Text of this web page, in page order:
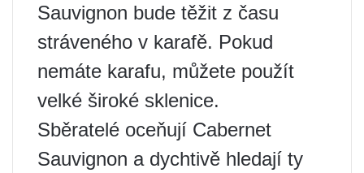
Sauvignon bude těžit z času
stráveného v karafě. Pokud
nemáte karafu, můžete použít
velké široké sklenice.
Sběratelé oceňují Cabernet
Sauvignon a dychtivě hledají ty